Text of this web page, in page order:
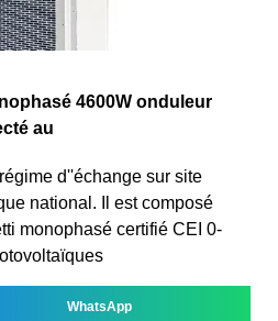
4600W onduleur
au
d''échange sur site
national. Il est composé
monophasé certifié CEI 0-
WhatsApp